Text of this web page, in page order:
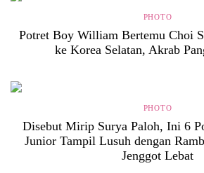
PHOTO
Potret Boy William Bertemu Choi
ke Korea Selatan, Akrab
PHOTO
Disebut Mirip Surya Paloh, Ini 6
Junior Tampil Lusuh dengan
Jenggot Lebat